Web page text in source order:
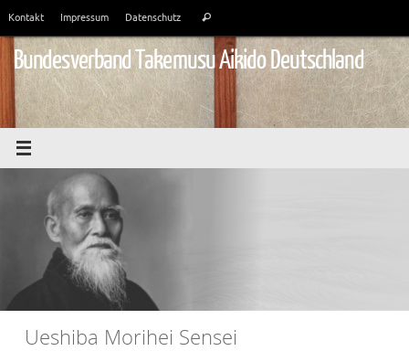
springen
Kontakt Impressum Datenschutz Suchen
Bundesverband Takemusu Aikido Deutschland
Ueshiba Morihei Sensei